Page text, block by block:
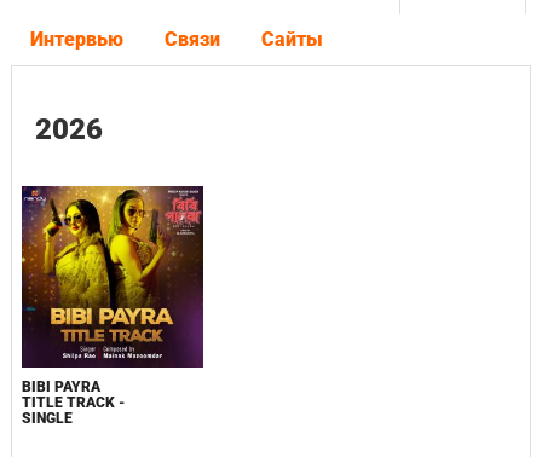
Интервью Связи Сайты
2026
BIBI PAYRA
TITLE TRACK -
SINGLE